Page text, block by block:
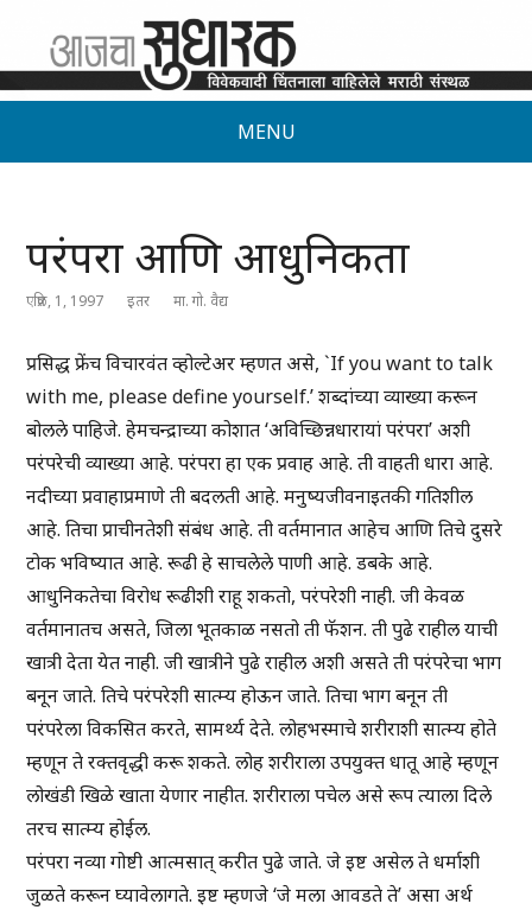
MENU
परंपरा आणि आधुनिकता
एप्रिल, 1, 1997 इतर मा. गो. वैद्य
प्रसिद्ध फ्रेंच विचारवंत व्होल्टेअर म्हणत असे, `If you want to talk
with me, please define yourself.’ शब्दांच्या व्याख्या करून
बोलले पाहिजे. हेमचन्द्राच्या कोशात ‘अविच्छिन्नधारायां परंपरा’ अशी
परंपरेची व्याख्या आहे. परंपरा हा एक प्रवाह आहे. ती वाहती धारा आहे.
नदीच्या प्रवाहाप्रमाणे ती बदलती आहे. मनुष्यजीवनाइतकी गतिशील
आहे. तिचा प्राचीनतेशी संबंध आहे. ती वर्तमानात आहेच आणि तिचे दुसरे
टोक भविष्यात आहे. रूढी हे साचलेले पाणी आहे. डबके आहे.
आधुनिकतेचा विरोध रूढीशी राहू शकतो, परंपरेशी नाही. जी केवळ
वर्तमानातच असते, जिला भूतकाळ नसतो ती फॅशन. ती पुढे राहील याची
खात्री देता येत नाही. जी खात्रीने पुढे राहील अशी असते ती परंपरेचा भाग
बनून जाते. तिचे परंपरेशी सात्म्य होऊन जाते. तिचा भाग बनून ती
परंपरेला विकसित करते, सामर्थ्य देते. लोहभस्माचे शरीराशी सात्म्य होते
म्हणून ते रक्तवृद्धी करू शकते. लोह शरीराला उपयुक्त धातू आहे म्हणून
लोखंडी खिळे खाता येणार नाहीत. शरीराला पचेल असे रूप त्याला दिले
तरच सात्म्य होईल.
परंपरा नव्या गोष्टी आत्मसात् करीत पुढे जाते. जे इष्ट असेल ते धर्माशी
जुळते करून घ्यावेलागते. इष्ट म्हणजे ‘जे मला आवडते ते’ असा अर्थ